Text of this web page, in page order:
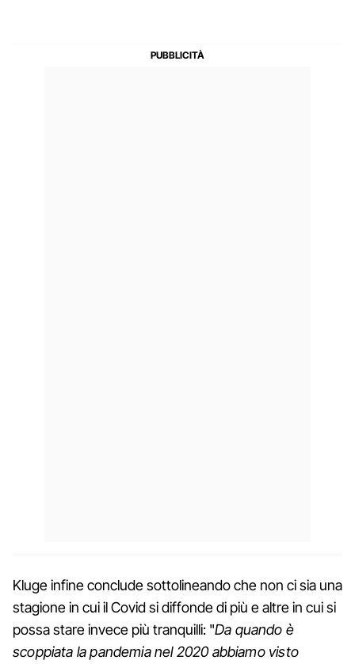
Kluge infine conclude sottolineando che non ci sia una
stagione in cui il Covid si diffonde di più e altre in cui si
possa stare invece più tranquilli: "Da quando è
scoppiata la pandemia nel 2020 abbiamo visto